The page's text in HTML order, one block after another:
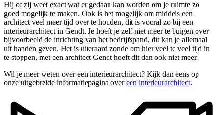
Hij of zij weet exact wat er gedaan kan worden om je ruimte zo
goed mogelijk te maken. Ook is het mogelijk om middels een
architect veel meer tijd over te houden, dit is vooral zo bij een
interieurarchitect in Gendt. Je hoeft je zelf niet meer te buigen over
bijvoorbeeld de inrichting van het bedrijfspand, dit kan je allemaal
uit handen geven. Het is uiteraard zonde om hier veel te veel tijd in
te stoppen, met een architect Gendt hoeft dit dan ook niet meer.
Wil je meer weten over een interieurarchitect? Kijk dan eens op
onze uitgebreide informatiepagina overeen interieurarchitect.